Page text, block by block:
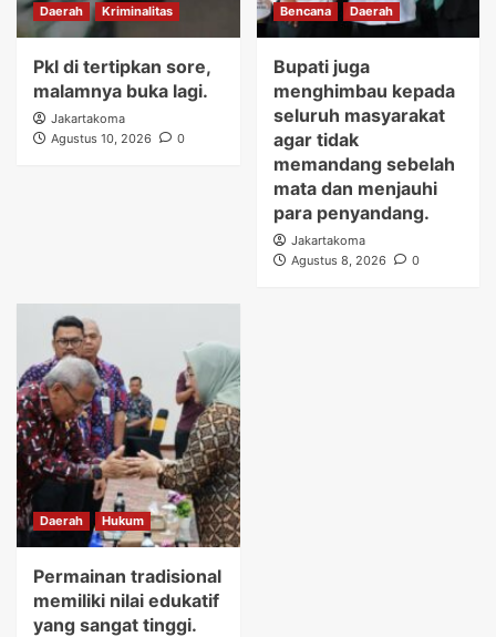
Daerah Kriminalitas
Pkl di tertipkan sore,
malamnya buka lagi.
Jakartakoma
Agustus 10, 2026
0
Bencana Daerah
Bupati juga
menghimbau kepada
seluruh masyarakat
agar tidak
memandang sebelah
mata dan menjauhi
para penyandang.
Jakartakoma
Agustus 8, 2026
0
Daerah Hukum
Permainan tradisional
memiliki nilai edukatif
yang sangat tinggi.